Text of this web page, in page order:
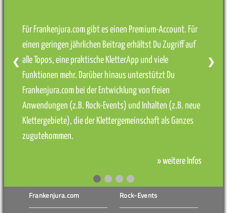
Für Frankenjura.com gibt es einen Premium-Account. Für
einen geringen jährlichen Beitrag erhältst Du Zugriff auf
alle Topos, eine praktische KletterApp und viele
Funktionen mehr. Darüber hinaus unterstützt Du
Frankenjura.com bei der Entwicklung von freien
Anwendungen (z.B. Rock-Events) und Inhalten (z.B. neue
Klettergebiete), die der Klettergemeinschaft als Ganzes
zugutekommen.
» weitere Infos
❮ ❯
Frankenjura.com Rock-Events